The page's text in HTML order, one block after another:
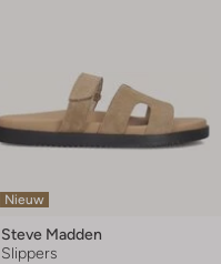
Nieuw
Steve Madden
Slippers